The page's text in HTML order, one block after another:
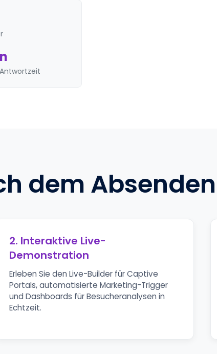
dem
2. Interaktive Live-
Demonstration
Erleben Sie den Live-Builder für Captive
Portals, automatisierte Marketing-Trigger
und Dashboards für Besucheranalysen in
Echtzeit.